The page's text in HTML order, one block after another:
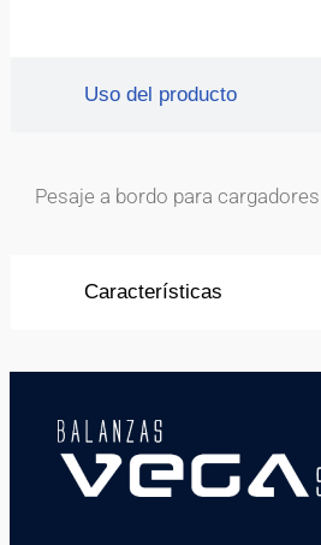
Uso del producto
Características
Pesaje a bordo para